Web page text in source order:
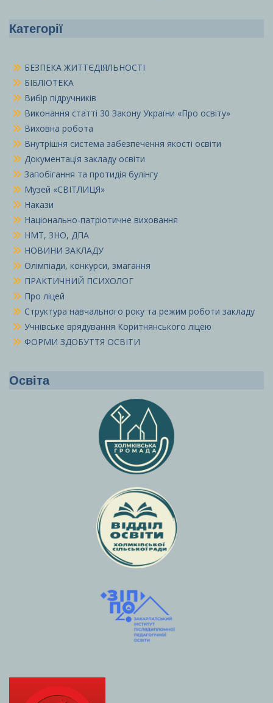
Категорії
БЕЗПЕКА ЖИТТЄДІЯЛЬНОСТІ
БІБЛІОТЕКА
Вибір підручників
Виконання статті 30 Закону України «Про освіту»
Виховна робота
Внутрішня система забезпечення якості освіти
Документація закладу освіти
Запобігання та протидія булінгу
Музей «СВІТЛИЦЯ»
Накази
Національно-патріотичне виховання
НМТ, ЗНО, ДПА
НОВИНИ ЗАКЛАДУ
Олімпіади, конкурси, змагання
ПРАКТИЧНИЙ ПСИХОЛОГ
Про ліцей
Структура навчального року та режим роботи закладу
Учнівське врядування Коритнянського ліцею
ФОРМИ ЗДОБУТТЯ ОСВІТИ
Освіта